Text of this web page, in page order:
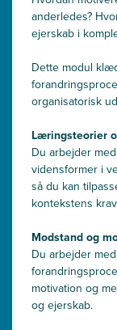
anderledes?
ejerskab i
Dette modul
organisatorisk
Læringsteorier
Du arbejder
vidensformer i
så du kan
kontekstens
Modstand og
Du arbejder
motivation og
og ejerskab.